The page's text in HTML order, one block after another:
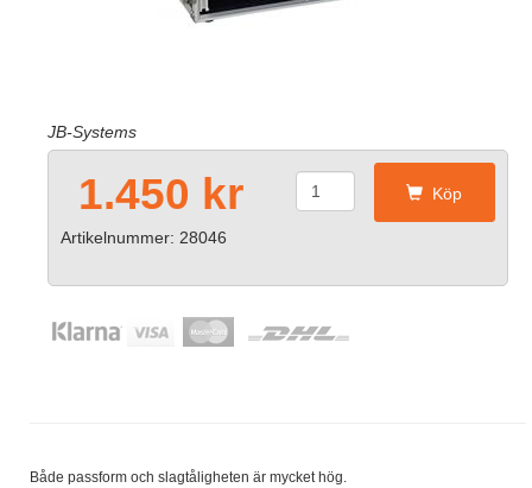
JB-Systems
1.450 kr Köp
Artikelnummer: 28046
Både passform och slagtåligheten är mycket hög.